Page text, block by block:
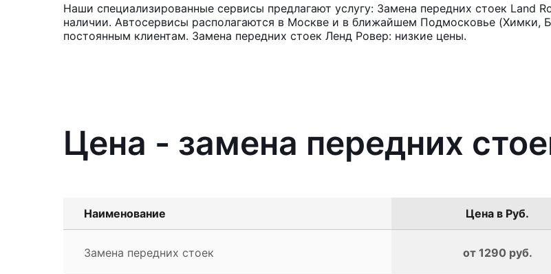
Наши специализированные сервисы предлагают услугу: Замена передних стоек Land
наличии. Автосервисы располагаются в Москве и в ближайшем Подмосковье (Химки,
постоянным клиентам. Замена передних стоек Ленд Ровер: низкие цены.
Цена - замена передних
Наименование Цена в Руб.
Замена передних стоек от 1290 руб.